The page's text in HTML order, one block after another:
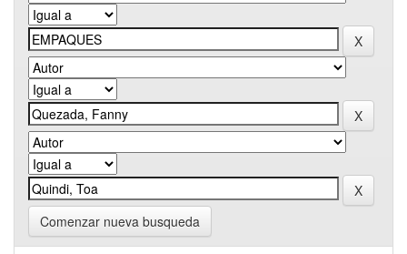
Comenzar nueva busqueda